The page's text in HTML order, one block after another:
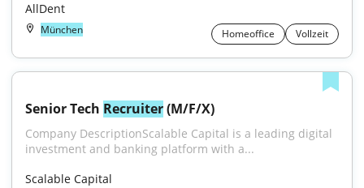
AllDent
München Homeoffice Vollzeit
Senior Tech Recruiter (M/F/X)
Company DescriptionScalable Capital is a leading digital
investment and banking platform with a...
Scalable Capital